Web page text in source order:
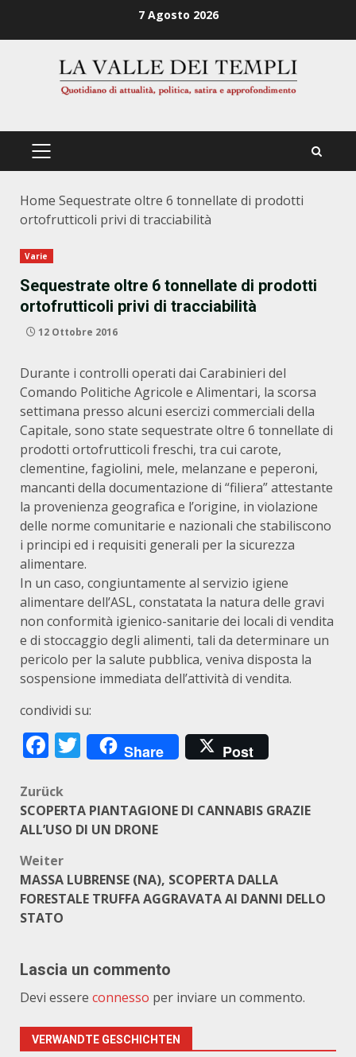
7 Agosto 2026
PRIMÄRES
Home Sequestrate oltre 6 tonnellate di prodotti
ortofrutticoli privi di tracciabilità
Varie
Sequestrate oltre 6 tonnellate di prodotti
ortofrutticoli privi di tracciabilità
12 Ottobre 2016
Durante i controlli operati dai Carabinieri del
Comando Politiche Agricole e Alimentari, la scorsa
settimana presso alcuni esercizi commerciali della
Capitale, sono state sequestrate oltre 6 tonnellate di
prodotti ortofrutticoli freschi, tra cui carote,
clementine, fagiolini, mele, melanzane e peperoni,
mancanti della documentazione di “filiera” attestante
la provenienza geografica e l’origine, in violazione
delle norme comunitarie e nazionali che stabiliscono
i principi ed i requisiti generali per la sicurezza
alimentare.
In un caso, congiuntamente al servizio igiene
alimentare dell’ASL, constatata la natura delle gravi
non conformità igienico-sanitarie dei locali di vendita
e di stoccaggio degli alimenti, tali da determinare un
pericolo per la salute pubblica, veniva disposta la
sospensione immediata dell’attività di vendita.
condividi su:
Facebook
Twitter
Share Post
Beitragsnavigation
Zurück
SCOPERTA PIANTAGIONE DI CANNABIS GRAZIE
ALL’USO DI UN DRONE
Weiter
MASSA LUBRENSE (NA), SCOPERTA DALLA
FORESTALE TRUFFA AGGRAVATA AI DANNI DELLO
STATO
Lascia un commento
Devi essere connesso per inviare un commento.
VERWANDTE GESCHICHTEN